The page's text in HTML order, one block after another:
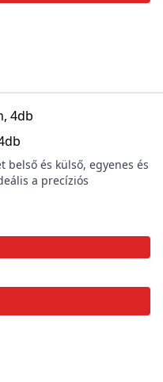
belső és külső, egyenes és
a precíziós